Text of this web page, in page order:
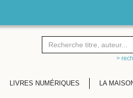
>
LIVRES NUMÉRIQUES LA